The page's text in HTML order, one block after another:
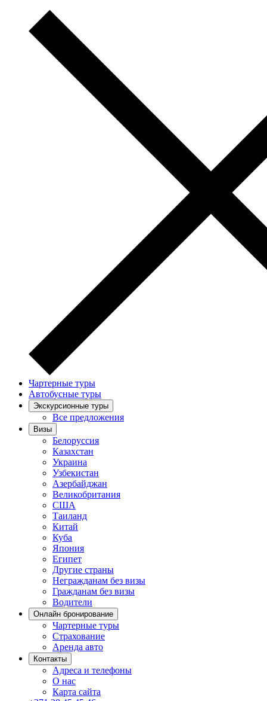
Чартерные туры
Автобусные туры
Экскурсионные туры
Все предложения
Визы
Белоруссия
Казахстан
Украина
Узбекистан
Азербайджан
Великобритания
США
Таиланд
Китай
Куба
Япония
Египет
Другие страны
Негражданам без визы
Гражданам без визы
Водители
Онлайн бронирование
Чартерные туры
Страхование
Аренда авто
Контакты
Адреса и телефоны
О нас
Карта сайта